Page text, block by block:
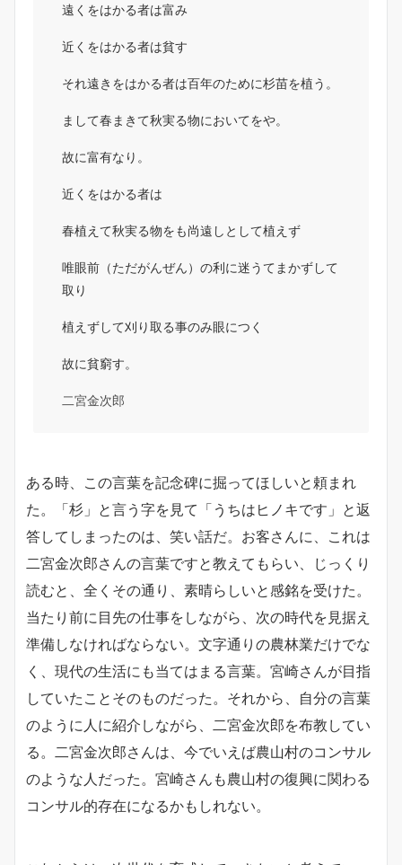
遠くをはかる者は富み
近くをはかる者は貧す
それ遠きをはかる者は百年のために杉苗を植う。
まして春まきて秋実る物においてをや。
故に富有なり。
近くをはかる者は
春植えて秋実る物をも尚遠しとして植えず
唯眼前（ただがんぜん）の利に迷うてまかずして
取り
植えずして刈り取る事のみ眼につく
故に貧窮す。
二宮金次郎
ある時、この言葉を記念碑に掘ってほしいと頼まれ
た。「杉」と言う字を見て「うちはヒノキです」と返
答してしまったのは、笑い話だ。お客さんに、これは
二宮金次郎さんの言葉ですと教えてもらい、じっくり
読むと、全くその通り、素晴らしいと感銘を受けた。
当たり前に目先の仕事をしながら、次の時代を見据え
準備しなければならない。文字通りの農林業だけでな
く、現代の生活にも当てはまる言葉。宮崎さんが目指
していたことそのものだった。それから、自分の言葉
のように人に紹介しながら、二宮金次郎を布教してい
る。二宮金次郎さんは、今でいえば農山村のコンサル
のような人だった。宮崎さんも農山村の復興に関わる
コンサル的存在になるかもしれない。